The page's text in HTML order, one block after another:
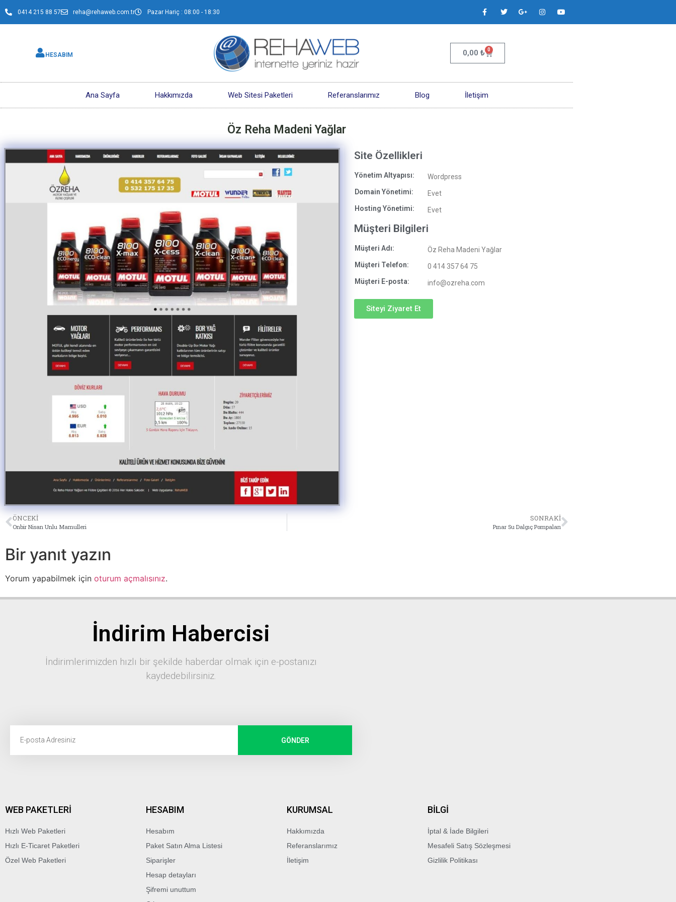
0414 215 88 57 reha@rehaweb.com.tr Pazar Hariç : 08:00 - 18:30
HESABIM 0,00₺ 0
Ana Sayfa Hakkımızda Web Sitesi Paketleri Referanslarımız Blog İletişim
Öz Reha Madeni Yağlar
Site Özellikleri
Yönetim Altyapısı:
Wordpress
Domain Yönetimi:
Evet
Hosting Yönetimi:
Evet
Müşteri Bilgileri
Müşteri Adı:
Öz Reha Madeni Yağlar
Müşteri Telefon:
0 414 357 64 75
Müşteri E-posta:
info@ozreha.com
Siteyi Ziyaret Et
ÖNCEKI
Onbir Nisan Unlu Mamulleri
SONRAKI
Pınar Su Dalgıç Pompaları
Bir yanıt yazın
Yorum yapabilmek için oturum açmalısınız.
İndirim Habercisi
İndirimlerimizden hızlı bir şekilde haberdar olmak için e-postanızı
kaydedebilirsiniz.
GÖNDER
WEB PAKETLERİ
Hızlı Web Paketleri
Hızlı E-Ticaret Paketleri
Özel Web Paketleri
HESABIM
Hesabım
Paket Satın Alma Listesi
Siparişler
Hesap detayları
Şifremi unuttum
KURUMSAL
Hakkımızda
Referanslarımız
İletişim
BİLGİ
İptal & İade Bilgileri
Mesafeli Satış Sözleşmesi
Gizlilik Politikası